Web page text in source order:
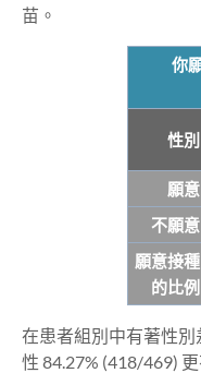
苗。
你
性別
願意
不願意
願意接種
的比例
在患者組別中有著性別
性 84.27% (418/469)